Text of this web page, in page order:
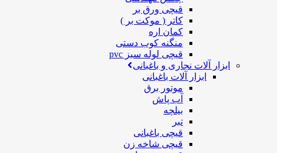
قیچی ورق بر
کاتر ( موکت بر )
کمان اره
منگنه کوب دستی
قیچی لوله سبز pvc
ابزار آلات نجاری و باغبانی
ابزار آلات باغبانی
موتور برق
آب پاش
بیلچه
تبر
قیچی باغبانی
قیچی شاخه زن